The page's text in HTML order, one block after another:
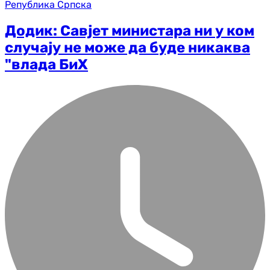
Република Српска
Додик: Савјет министара ни у ком
случају не може да буде никаква
"влада БиХ